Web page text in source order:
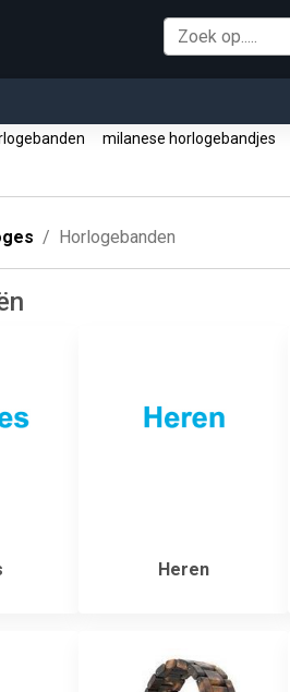
milanese horlogebandjes
Horlogebanden
Heren